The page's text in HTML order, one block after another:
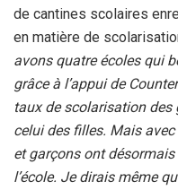
de cantines scolaires
en matière de
avons quatre écoles qui
grâce à l’appui de
taux de scolarisation des
celui des filles. Mais
et garçons ont désormais
l’école. Je dirais même